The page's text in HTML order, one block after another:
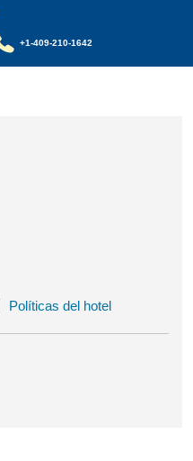
+1-409-210-1642
Políticas del hotel